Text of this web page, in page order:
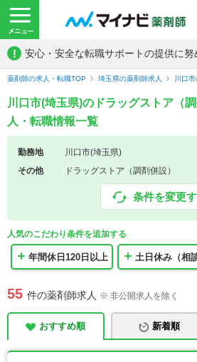
! 安心・安全な転職サポートの提供に努
薬剤師の求人・転職TOP 埼玉県の薬剤師求人 川口
川口市(埼玉県)のドラッグストア（
人・転職情報一覧
勤務地
川口市(埼玉県)
その他
ドラッグストア（調剤併設）
条件を変更
人気のこだわり条件を追加する
年間休日120日以上 土日休み（相
55 件の薬剤師求人 ※ 非公開求人を除く
おすすめ順 新着順